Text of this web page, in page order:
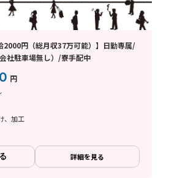
2000円（総月収37万可能）】日勤専属/
社駐車場無し）/寮手配中
円
、加工
詳細を見る